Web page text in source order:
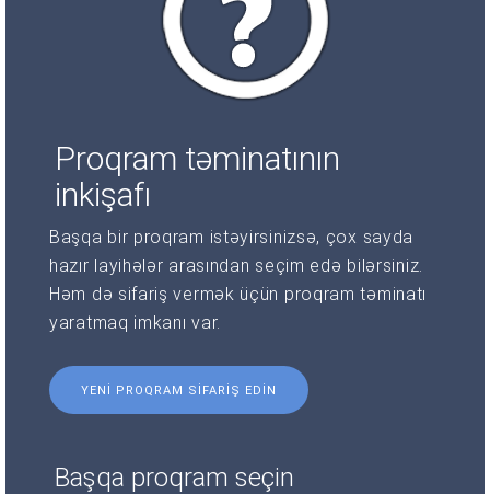
Proqram təminatının
inkişafı
Başqa bir proqram istəyirsinizsə, çox sayda
hazır layihələr arasından seçim edə bilərsiniz.
Həm də sifariş vermək üçün proqram təminatı
yaratmaq imkanı var.
YENI PROQRAM SIFARIŞ EDIN
Başqa proqram seçin